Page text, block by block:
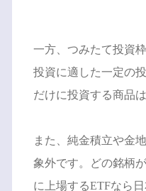
一方、つみたて投資
投資に適した一定の
だけに投資する商品
また、純金積立や金
象外です。どの銘柄
に上場するETFなら